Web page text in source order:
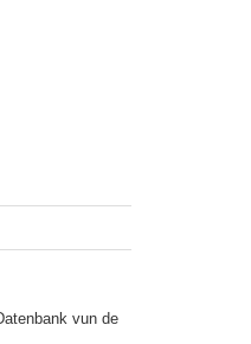
vun de